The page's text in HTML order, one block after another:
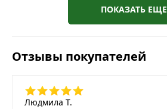
ПОКАЗАТЬ ЕЩЕ
Отзывы покупателей
Людмила Т.